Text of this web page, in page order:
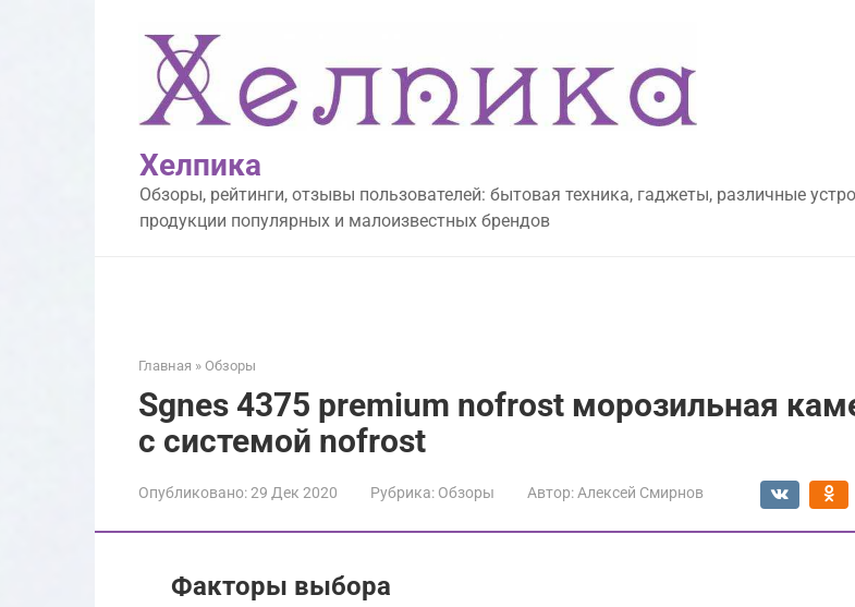
Хелпика
Обзоры, рейтинги, отзывы пользователей: бытовая техника, гаджеты, различные
продукции популярных и малоизвестных брендов
Главная » Обзоры
Sgnes 4375 premium nofrost морозильная
с системой nofrost
Опубликовано:29 Дек 2020 Рубрика: Обзоры Автор: Алексей Смирнов
Факторы выбора